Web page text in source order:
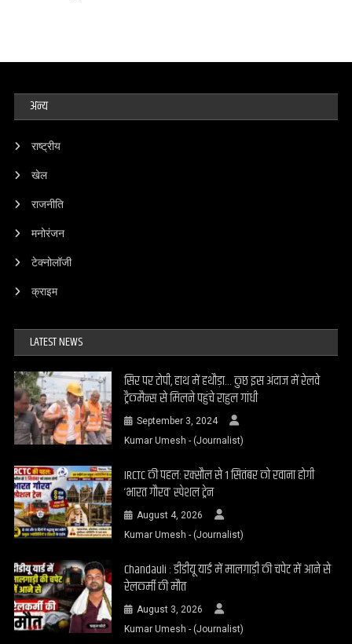
अन्य
राष्ट्रीय
खेल
राजनीति
मनोरंजन
टेक्नोलॉजी
क्राइम
LATEST NEWS
सिर पर टोपी, हाथ में हथौड़ा… कुछ इस अंदाज में रेलवे
ट्रैकमैन्स से मिलने पहुंचे राहुल गांधी
September 3, 2024
Kumar Umesh - (Journalist)
IRCTC की पहल: रक्सौल से 1 सितंबर को रवाना होगी
‘भारत गौरव’ स्पेशल ट्रेन
August 4, 2026
Kumar Umesh - (Journalist)
Chandauli : डीडीयू यार्ड में मालगाड़ी की चपेट में आने से
रेलकर्मी की मौत
August 3, 2026
Kumar Umesh - (Journalist)